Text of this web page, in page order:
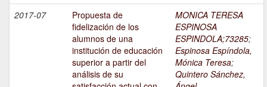
2017-07
Propuesta de
fidelización de los
alumnos de una
institución de educación
superior a partir del
análisis de su
MONICA TERESA
ESPINOSA
ESPINDOLA;73285;
Espinosa Espíndola,
Mónica Teresa;
Quintero Sánchez,